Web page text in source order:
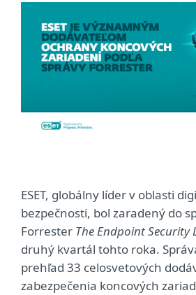
ESET, globálny líder v oblasti
bezpečnosti, bol zaradený do
Forrester The Endpoint Security
druhý kvartál tohto roka.
prehľad 33 celosvetových
zabezpečenia koncových